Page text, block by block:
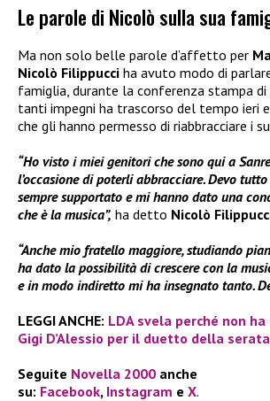
Le parole di Nicolò sulla sua
Ma non solo belle parole d’affetto per
Nicolò Filippucci ha avuto modo di
famiglia, durante la conferenza stampa
tanti impegni ha trascorso del tempo ieri
che gli hanno permesso di riabbracciare i
“Ho visto i miei genitori che sono qui a
l’occasione di poterli abbracciare. Devo
sempre supportato e mi hanno dato una
che è la musica”, ha detto Nicolò
“Anche mio fratello maggiore, studiando
ha dato la possibilità di crescere con la
e in modo indiretto mi ha insegnato tanto.
LEGGI ANCHE: LDA svela perché non
Gigi D’Alessio per il duetto della
Seguite Novella 2000 anche
su: Facebook, Instagram e X.